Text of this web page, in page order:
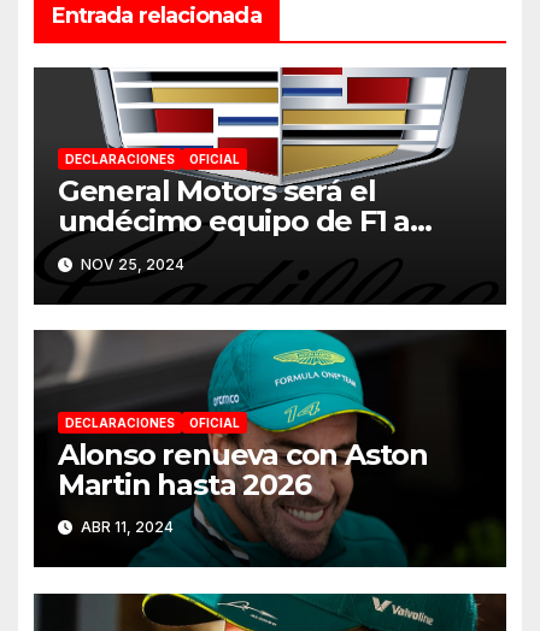
Entrada relacionada
DECLARACIONES OFICIAL
General Motors será el
undécimo equipo de F1 a
partir de 2026
NOV 25, 2024
DECLARACIONES OFICIAL
Alonso renueva con Aston
Martin hasta 2026
ABR 11, 2024